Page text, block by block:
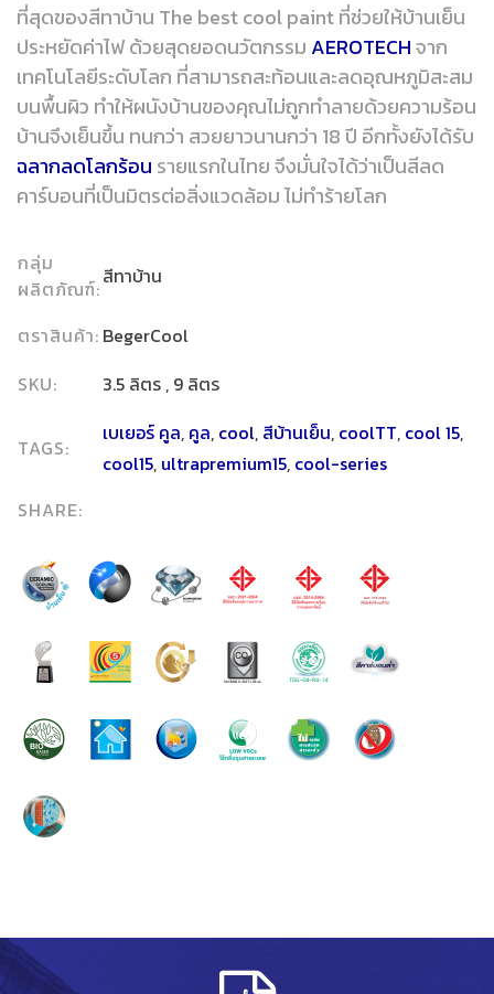
ที่สุดของสีทาบ้าน The best cool paint ที่ช่วยให้บ้านเย็น
ประหยัดค่าไฟ ด้วยสุดยอดนวัตกรรม AEROTECHจาก
เทคโนโลยีระดับโลก ที่สามารถสะท้อนและลดอุณหภูมิสะสม
บนพื้นผิว ทำให้ผนังบ้านของคุณไม่ถูกทำลายด้วยความร้อน
บ้านจึงเย็นขึ้น ทนกว่า สวยยาวนานกว่า 18 ปี อีกทั้งยังได้รับ
ฉลากลดโลกร้อน รายแรกในไทย จึงมั่นใจได้ว่าเป็นสีลด
คาร์บอนที่เป็นมิตรต่อสิ่งแวดล้อม ไม่ทำร้ายโลก
กลุ่ม
ผลิตภัณฑ์:สีทาบ้าน
ตราสินค้า: BegerCool
SKU:
3.5 ลิตร , 9 ลิตร
TAGS:
เบเยอร์ คูล, คูล, cool, สีบ้านเย็น, coolTT, cool 15,
cool15, ultrapremium15, cool-series
SHARE: